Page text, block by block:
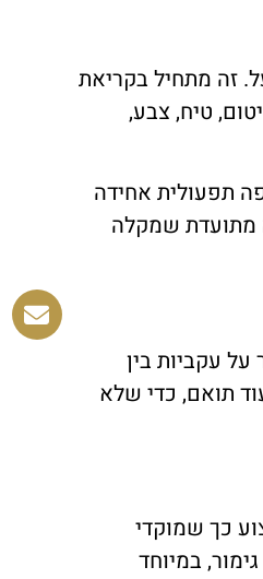
זה מתחיל בקריאת
טיח, צבע,
תפעולית אחידה
מתועדת שמקלה
על עקביות בין
תואם, כדי שלא
כך שמוקדי
במיוחד